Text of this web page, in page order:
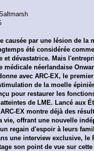
causée par une lésion de la
été considérée
et dévastatrice. Mais
médicale néerlandaise
avec ARC-EX, le
de la moelle
pour restaurer les
de LME. Lancé aux
EX montre déjà des
vie, offrant une nouvelle
regain d'espoir à leurs
une interview exclusive, le
son point de vue sur